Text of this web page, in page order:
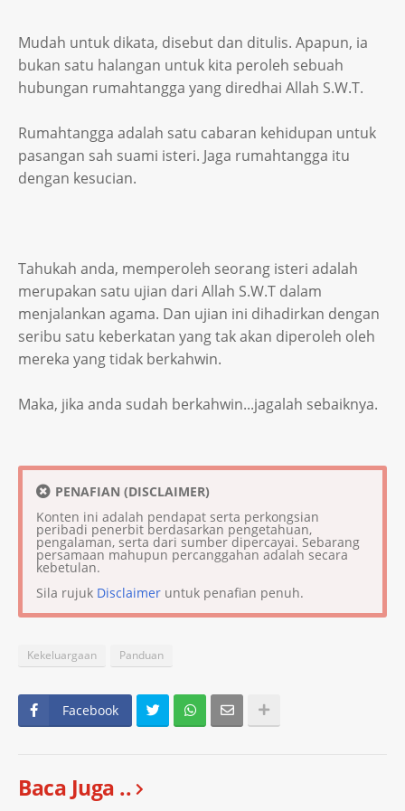
Mudah untuk dikata, disebut dan ditulis. Apapun, ia
bukan satu halangan untuk kita peroleh sebuah
hubungan rumahtangga yang diredhai Allah S.W.T.
Rumahtangga adalah satu cabaran kehidupan untuk
pasangan sah suami isteri. Jaga rumahtangga itu
dengan kesucian.
Tahukah anda, memperoleh seorang isteri adalah
merupakan satu ujian dari Allah S.W.T dalam
menjalankan agama. Dan ujian ini dihadirkan dengan
seribu satu keberkatan yang tak akan diperoleh oleh
mereka yang tidak berkahwin.
Maka, jika anda sudah berkahwin...jagalah sebaiknya.
PENAFIAN (DISCLAIMER)
Konten ini adalah pendapat serta perkongsian
peribadi penerbit berdasarkan pengetahuan,
pengalaman, serta dari sumber dipercayai. Sebarang
persamaan mahupun percanggahan adalah secara
kebetulan.
Sila rujuk Disclaimer untuk penafian penuh.
Kekeluargaan Panduan
Facebook
Baca Juga ..